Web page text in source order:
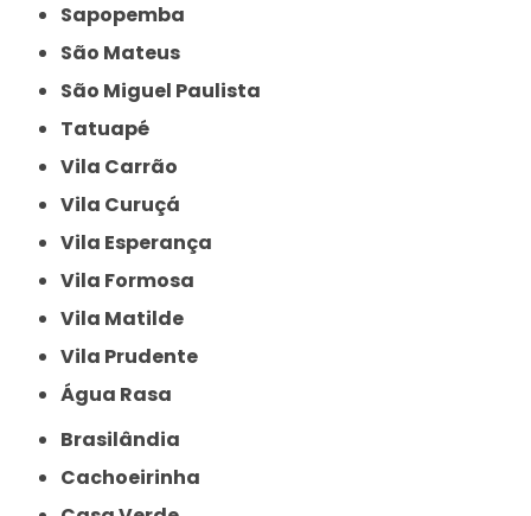
Sapopemba
São Mateus
São Miguel Paulista
Tatuapé
Vila Carrão
Vila Curuçá
Vila Esperança
Vila Formosa
Vila Matilde
Vila Prudente
Água Rasa
Brasilândia
Cachoeirinha